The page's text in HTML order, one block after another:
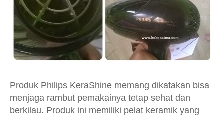
Produk Philips KeraShine memang dikatakan bisa
menjaga rambut pemakainya tetap sehat dan
berkilau. Produk ini memiliki pelat keramik yang